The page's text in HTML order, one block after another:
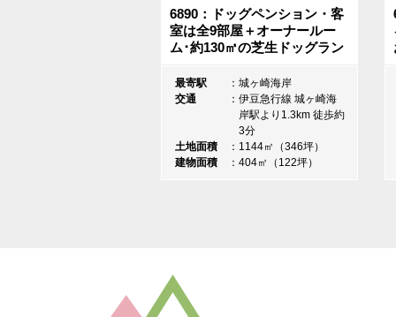
6890：ドッグペンション・客
室は全9部屋＋オーナールー
ム･約130㎡の芝生ドッグラン
最寄駅
城ヶ崎海岸
交通
伊豆急行線 城ヶ崎海
岸駅より1.3km 徒歩約
3分
土地面積
1144㎡（346坪）
建物面積
404㎡（122坪）